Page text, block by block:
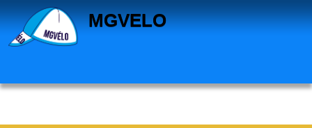
MGVELO
Panneau de gestion des cookies